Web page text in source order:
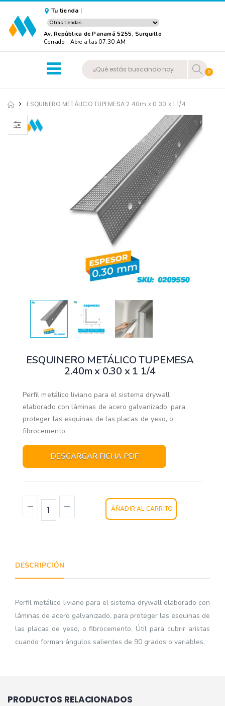
Tu tienda |
Av. República de Panamá 5255, Surquillo
Cerrado- Abre a las 07:30 AM
0
ESQUINERO METÁLICO TUPEMESA 2.40m x 0.30 x 1 1/4
ESQUINERO METÁLICO TUPEMESA
2.40m x 0.30 x 1 1/4
Perfil metálico liviano para el sistema drywall
elaborado con láminas de acero galvanizado, para
proteger las esquinas de las placas de yeso, o
fibrocemento.
DESCARGAR FICHA PDF
AÑADIR AL CARRITO
DESCRIPCIÓN
Perfil metálico liviano para el sistema drywall elaborado con
láminas de acero galvanizado, para proteger las esquinas de
las placas de yeso, o fibrocemento. Útil para cubrir aristas
cuando forman ángulos salientes de 90 grados o variables.
PRODUCTOS RELACIONADOS